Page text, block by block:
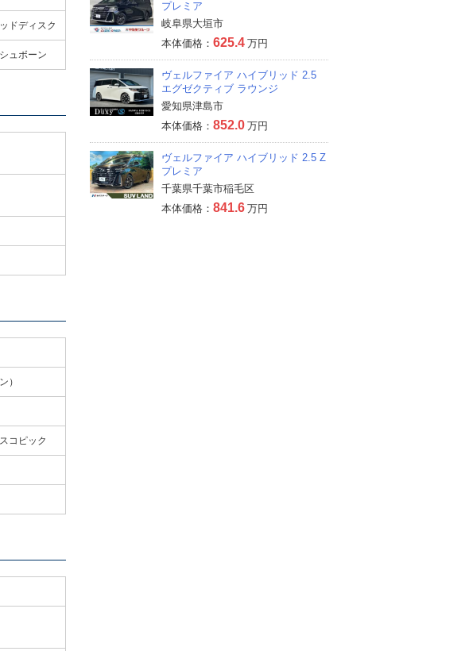
ドディスク
ュボーン
）
コピック
プレミア
岐阜県大垣市
本体価格： 625.4 万円
ヴェルファイア ハイブリッド 2.5
エグゼクティブ ラウンジ
愛知県津島市
本体価格： 852.0 万円
ヴェルファイア ハイブリッド 2.5 Z
プレミア
千葉県千葉市稲毛区
本体価格： 841.6 万円